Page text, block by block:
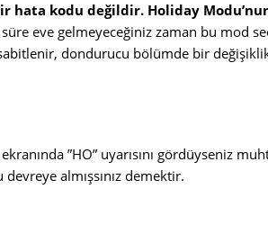
hata kodu değildir. Holiday
eve gelmeyeceğiniz zaman bu mod
dondurucu bölümde bir
”HO” uyarısını gördüyseniz
almışsınız demektir.